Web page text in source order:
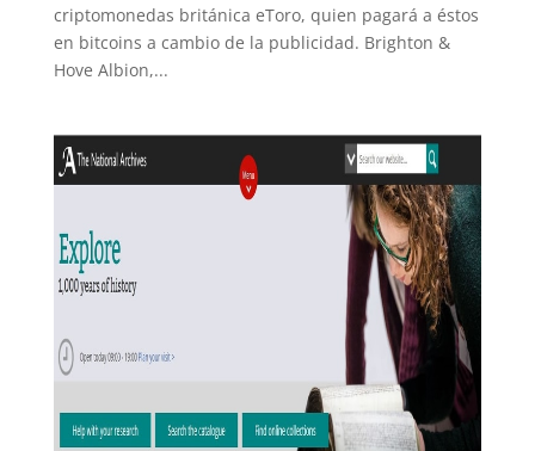
criptomonedas británica eToro, quien pagará a éstos
en bitcoins a cambio de la publicidad. Brighton &
Hove Albion,...